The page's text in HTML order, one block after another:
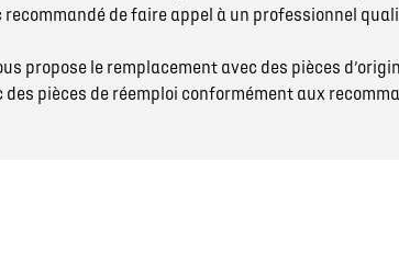
ASSURANCES GEMY
recommandé de faire appel à un professionnel
propose le remplacement avec des pièces
des pièces de réemploi conformément aux